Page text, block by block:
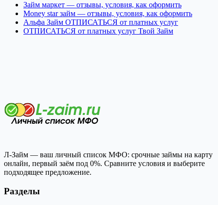
Займ маркет — отзывы, условия, как оформить
Money star займ — отзывы, условия, как оформить
Альфа Займ ОТПИСАТЬСЯ от платных услуг
ОТПИСАТЬСЯ от платных услуг Твой Займ
Л-Займ — ваш личный список МФО: срочные займы на карту
онлайн, первый заём под 0%. Сравните условия и выберите
подходящее предложение.
Разделы